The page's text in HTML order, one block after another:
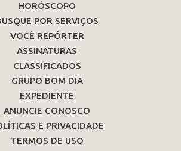
HORÓSCOPO
POR SERVIÇOS
VOCÊ REPÓRTER
ASSINATURAS
CLASSIFICADOS
GRUPO BOM DIA
EXPEDIENTE
ANUNCIE CONOSCO
E PRIVACIDADE
TERMOS DE USO